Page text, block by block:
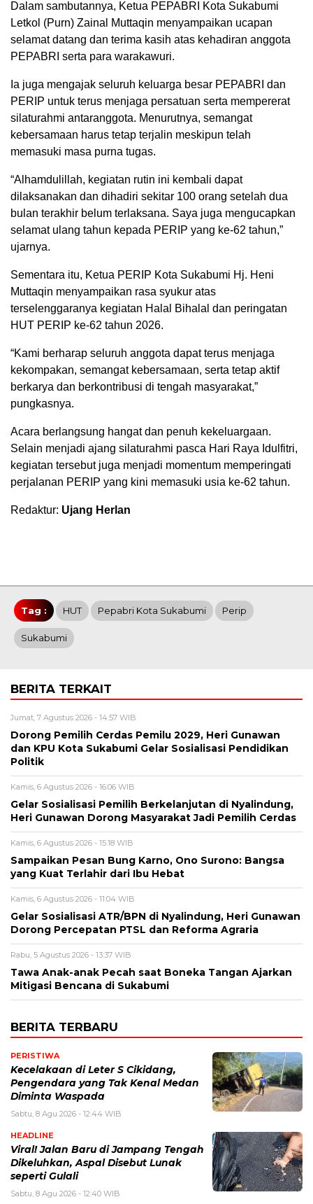
Dalam sambutannya, Ketua PEPABRI Kota Sukabumi
Letkol (Purn) Zainal Muttaqin menyampaikan ucapan
selamat datang dan terima kasih atas kehadiran anggota
PEPABRI serta para warakawuri.
Ia juga mengajak seluruh keluarga besar PEPABRI dan
PERIP untuk terus menjaga persatuan serta mempererat
silaturahmi antaranggota. Menurutnya, semangat
kebersamaan harus tetap terjalin meskipun telah
memasuki masa purna tugas.
“Alhamdulillah, kegiatan rutin ini kembali dapat
dilaksanakan dan dihadiri sekitar 100 orang setelah dua
bulan terakhir belum terlaksana. Saya juga mengucapkan
selamat ulang tahun kepada PERIP yang ke-62 tahun,”
ujarnya.
Sementara itu, Ketua PERIP Kota Sukabumi Hj. Heni
Muttaqin menyampaikan rasa syukur atas
terselenggaranya kegiatan Halal Bihalal dan peringatan
HUT PERIP ke-62 tahun 2026.
“Kami berharap seluruh anggota dapat terus menjaga
kekompakan, semangat kebersamaan, serta tetap aktif
berkarya dan berkontribusi di tengah masyarakat,”
pungkasnya.
Acara berlangsung hangat dan penuh kekeluargaan.
Selain menjadi ajang silaturahmi pasca Hari Raya Idulfitri,
kegiatan tersebut juga menjadi momentum memperingati
perjalanan PERIP yang kini memasuki usia ke-62 tahun.
Redaktur: Ujang Herlan
Tag : HUT Pepabri Kota Sukabumi Perip
Sukabumi
BERITA TERKAIT
Jumat, 7 Agustus 2026 - 14:57 WIB
Dorong Pemilih Cerdas Pemilu 2029, Heri Gunawan
dan KPU Kota Sukabumi Gelar Sosialisasi Pendidikan
Politik
Kamis, 6 Agustus 2026 - 16:06 WIB
Gelar Sosialisasi Pemilih Berkelanjutan di Nyalindung,
Heri Gunawan Dorong Masyarakat Jadi Pemilih Cerdas
Kamis, 6 Agustus 2026 - 15:18 WIB
Sampaikan Pesan Bung Karno, Ono Surono: Bangsa
yang Kuat Terlahir dari Ibu Hebat
Kamis, 6 Agustus 2026 - 11:04 WIB
Gelar Sosialisasi ATR/BPN di Nyalindung, Heri Gunawan
Dorong Percepatan PTSL dan Reforma Agraria
Rabu, 5 Agustus 2026 - 13:37 WIB
Tawa Anak-anak Pecah saat Boneka Tangan Ajarkan
Mitigasi Bencana di Sukabumi
BERITA TERBARU
PERISTIWA
Kecelakaan di Leter S Cikidang,
Pengendara yang Tak Kenal Medan
Diminta Waspada
Sabtu, 8 Agu 2026 - 12:44 WIB
HEADLINE
Viral! Jalan Baru di Jampang Tengah
Dikeluhkan, Aspal Disebut Lunak
seperti Gulali
Sabtu, 8 Agu 2026 - 12:40 WIB